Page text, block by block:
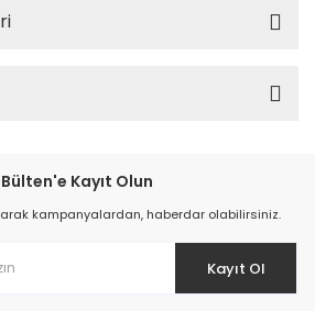
Kayıt Olun
kampanyalardan, haberdar olabilirsiniz.
Kayıt Ol